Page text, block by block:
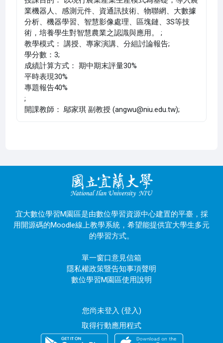
業機器人、感測元件、資通訊技術、物聯網、大數據
分析、機器學習、智慧影像處理、區塊鏈、3S等技
術，培養學生對智慧農業之認識與應用。 ;
教學模式： 講授、專家演講、分組討論報告;
學分數：3;
成績計算方式： 期中期末評量30%
平時表現30%
專題報告40%
;
開課教師： 鄔家琪 副教授 (angwu@niu.edu.tw);
宜大數位學習M園區是由數位學習資源中心建置的平臺，採
用開源碼的Moodle線上教學系統，希望能提供宜大學生多元
的學習方式。
單一窗口意見信箱
隱私權政策暨告知事項聲明
數位學習M園區使用說明
您尚未登入 (登入)
取得行動應用程式